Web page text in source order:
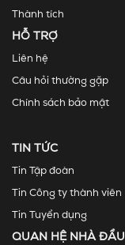
Thành tích
HỖ TRỢ
Liên hệ
Câu hỏi thường gặp
Chính sách bảo mật
TIN TỨC
Tin Tập đoàn
Tin Công ty thành viên
Tin Tuyển dụng
QUAN HỆ NHÀ